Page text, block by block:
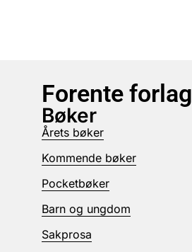
Forente forlag
Bøker
Årets bøker
Kommende bøker
Pocketbøker
Barn og ungdom
Sakprosa